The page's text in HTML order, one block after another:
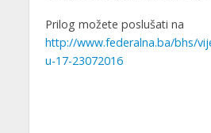
Prilog možete poslušati na
http://www.federalna.ba/bhs/
u-17-23072016